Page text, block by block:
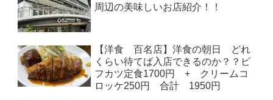
周辺の美味しいお店紹介！！
【洋食 百名店】洋食の朝日 どれ
くらい待てば入店できるのか？？ビ
フカツ定食1700円 + クリームコ
ロッケ250円 合計 1950円